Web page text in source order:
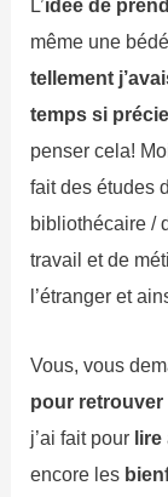
L’idée de
même une bédé
tellement
temps si
penser cela!
fait des études
bibliothécaire /
travail et de
l’étranger et
Vous, vous
pour retrouver
j’ai fait pour lire
encore les